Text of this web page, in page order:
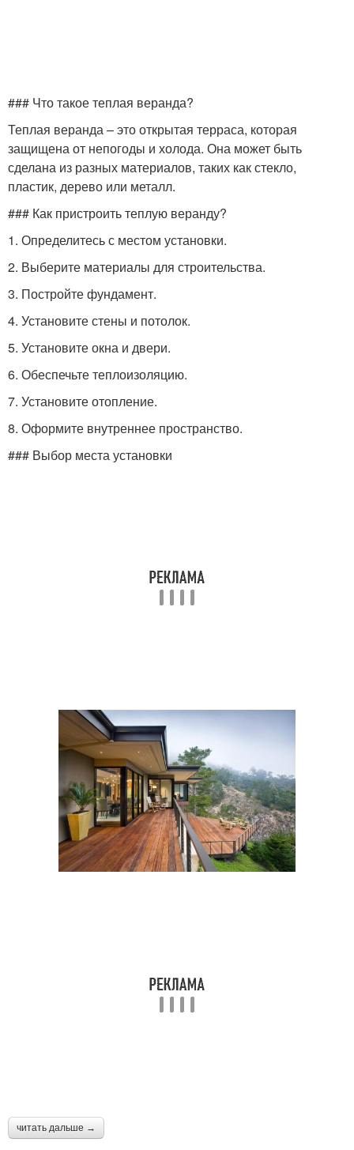
### Что такое теплая веранда?
Теплая веранда – это открытая терраса, которая
защищена от непогоды и холода. Она может быть
сделана из разных материалов, таких как стекло,
пластик, дерево или металл.
### Как пристроить теплую веранду?
1. Определитесь с местом установки.
2. Выберите материалы для строительства.
3. Постройте фундамент.
4. Установите стены и потолок.
5. Установите окна и двери.
6. Обеспечьте теплоизоляцию.
7. Установите отопление.
8. Оформите внутреннее пространство.
### Выбор места установки
читать дальше →